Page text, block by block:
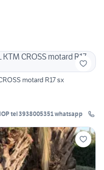
motard R17 sx
tel 3938005351 whatsapp